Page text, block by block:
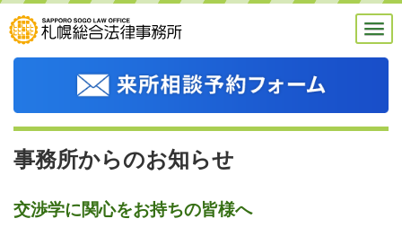
事務所からのお知らせ
交渉学に関心をお持ちの皆様へ